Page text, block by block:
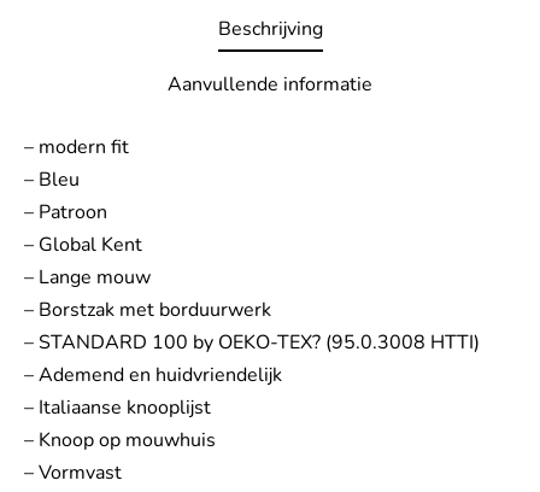
Beschrijving
Aanvullende informatie
– modern fit
– Bleu
– Patroon
– Global Kent
– Lange mouw
– Borstzak met borduurwerk
– STANDARD 100 by OEKO-TEX? (95.0.3008 HTTI)
– Ademend en huidvriendelijk
– Italiaanse knooplijst
– Knoop op mouwhuis
– Vormvast